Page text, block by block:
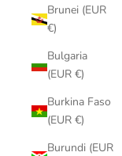
Brunei (EUR
€)
Bulgaria
(EUR €)
Burkina Faso
(EUR €)
Burundi (EUR